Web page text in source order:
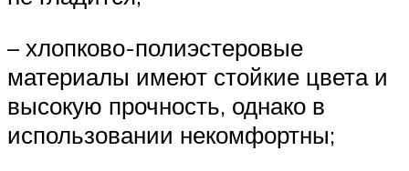
– хлопково-полиэстеровые
материалы имеют стойкие цвета и
высокую прочность, однако в
использовании некомфортны;